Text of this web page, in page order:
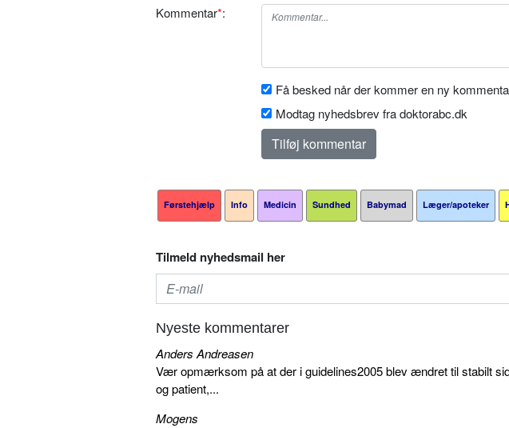
Kommentar*:
Få besked når der kommer en ny
Modtag nyhedsbrev fra doktorabc.dk
Førstehjælp Info Medicin Sundhed Babymad Læger/apoteker
Tilmeld nyhedsmail her
Nyeste kommentarer
Anders Andreasen
Vær opmærksom på at der i guidelines2005 blev ændret til stabilt
og patient,...
Mogens